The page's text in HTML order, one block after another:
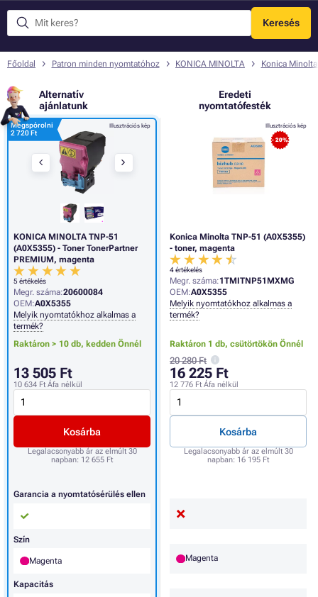
Keresés
Menü
Főoldal Patron minden nyomtatóhoz KONICA MINOLTA Konica
Alternatív
ajánlatunk
Eredeti
nyomtatófesték
Illusztrációs kép
- 20%
Konica Minolta TNP-51 (A0X5355)
- toner, magenta
4 értékelés
Megr. száma:1TMITNP51MXMG
OEM:A0X5355
Melyik nyomtatókhoz alkalmas a
termék?
Raktáron 1 db, csütörtökön Önnél
20 280 Ft
16 225 Ft
12 776 Ft Áfa nélkül
Kosárba
Legalacsonyabb ár az elmúlt 30
napban: 16 195 Ft
Magenta
Illusztrációs kép
Megspórolni
2 720 Ft
KONICA MINOLTA TNP-51
(A0X5355) - Toner TonerPartner
PREMIUM, magenta
5 értékelés
Megr. száma:20600084
OEM:A0X5355
Melyik nyomtatókhoz alkalmas a
termék?
Raktáron > 10 db, kedden Önnél
13 505 Ft
10 634 Ft Áfa nélkül
Kosárba
Legalacsonyabb ár az elmúlt 30
napban: 12 655 Ft
Garancia a nyomtatósérülés ellen
Szín
Magenta
Kapacitás